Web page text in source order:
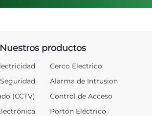
Nuestros productos
(CCTV)
Cerco Electrico
Alarma de Intrusion
Control de Acceso
Portón Eléctrico